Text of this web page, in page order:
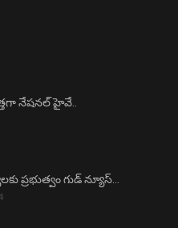
నేషనల్ హైవే..
ప్రభుత్వం గుడ్ న్యూస్…